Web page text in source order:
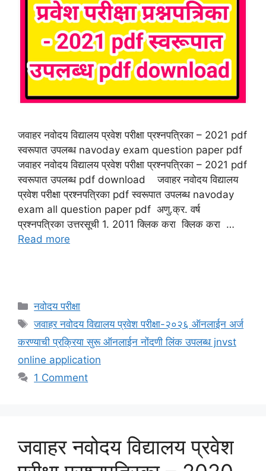
जवाहर नवोदय विद्यालय प्रवेश परीक्षा प्रश्नपत्रिका – 2021 pdf
स्वरूपात उपलब्ध navoday exam question paper pdf
जवाहर नवोदय विद्यालय प्रवेश परीक्षा प्रश्नपत्रिका – 2021 pdf
स्वरूपात उपलब्ध pdf download जवाहर नवोदय विद्यालय
प्रवेश परीक्षा प्रश्नपत्रिका pdf स्वरूपात उपलब्ध navoday
exam all question paper pdf अणु.क्र. वर्ष
प्रश्नपत्रिका उत्तरसूची 1. 2011 क्लिक करा क्लिक करा …
Read more
Categories
नवोदय परीक्षा
Tags
जवाहर नवोदय विद्यालय प्रवेश परीक्षा-२०२६ ऑनलाईन अर्ज
करण्याची प्रक्रिया सुरू ऑनलाईन नोंदणी लिंक उपलब्ध jnvst
online application
1 Comment
जवाहर नवोदय विद्यालय प्रवेश